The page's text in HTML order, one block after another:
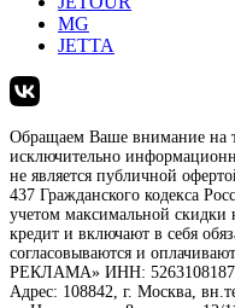
MG
JETTA
Обращаем Ваше внимание на
исключительно
не является публичной
437 Гражданского кодекса
учетом максимальной
кредит и включают в себя
согласовываются и
РЕКЛАМА» ИНН: 5263108187
Адрес: 108842, г. Москва,